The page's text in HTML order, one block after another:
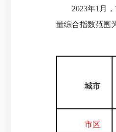
2023年1月
量综合指数范围
城市
市区